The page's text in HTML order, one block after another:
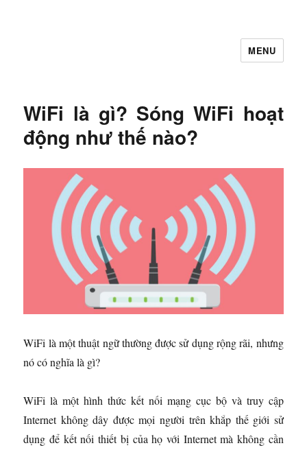
MENU
WiFi là gì? Sóng WiFi hoạt
động như thế nào?
WiFi là một thuật ngữ thường được sử dụng rộng rãi, nhưng
nó có nghĩa là gì?
WiFi là một hình thức kết nối mạng cục bộ và truy cập
Internet không dây được mọi người trên khắp thế giới sử
dụng để kết nối thiết bị của họ với Internet mà không cần